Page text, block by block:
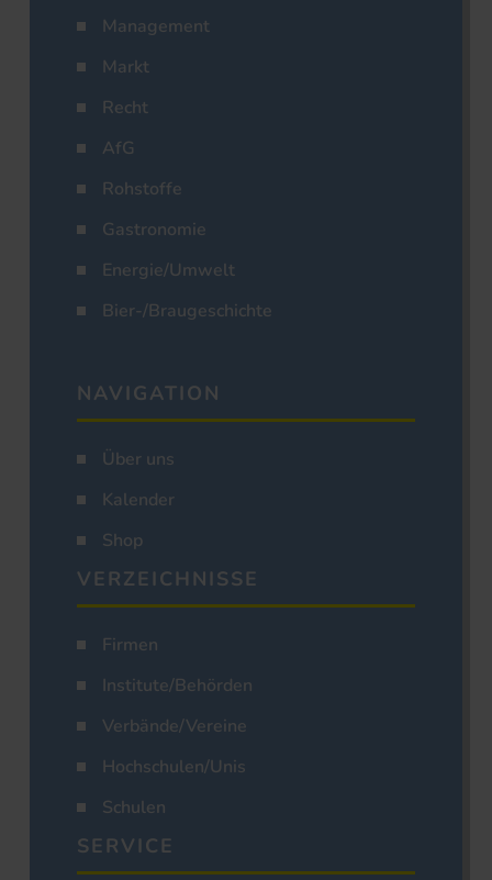
Management
Markt
Recht
AfG
Rohstoffe
Gastronomie
Energie/Umwelt
Bier-/Braugeschichte
NAVIGATION
Über uns
Kalender
Shop
VERZEICHNISSE
Firmen
Institute/Behörden
Verbände/Vereine
Hochschulen/Unis
Schulen
SERVICE